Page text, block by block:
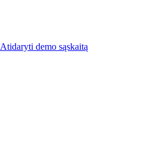
Atidaryti demo sąskaitą